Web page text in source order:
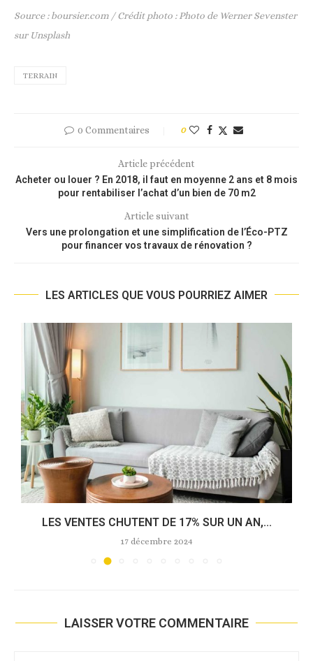
Source : boursier.com / Crédit photo : Photo de Werner Sevenster
sur Unsplash
TERRAIN
0 Commentaires 0
Article précédent
Acheter ou louer ? En 2018, il faut en moyenne 2 ans et 8 mois
pour rentabiliser l’achat d’un bien de 70 m2
Article suivant
Vers une prolongation et une simplification de l’Éco-PTZ
pour financer vos travaux de rénovation ?
LES ARTICLES QUE VOUS POURRIEZ AIMER
LES VENTES CHUTENT DE 17% SUR UN AN,...
17 décembre 2024
LAISSER VOTRE COMMENTAIRE